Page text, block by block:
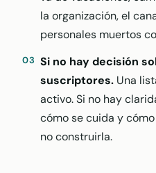
la organización, el
personales muertos
Si no hay decisión
suscriptores. Una
activo. Si no hay
cómo se cuida y
no construirla.